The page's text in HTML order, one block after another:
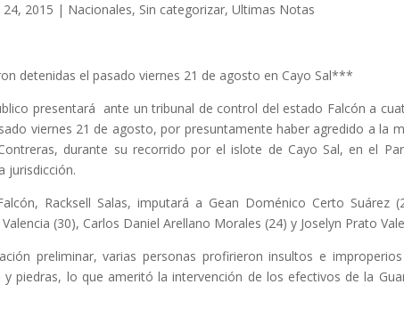
24, 2015 | Nacionales, Sin categorizar,Ultimas Notas
detenidas el pasado viernes 21 de agosto en Cayo Sal***
presentará ante un tribunal de control del estado Falcón a
viernes 21 de agosto, por presuntamente haber agredido a la
durante su recorrido por el islote de Cayo Sal, en el
jurisdicción.
Racksell Salas, imputará a Gean Doménico Certo Suárez
(30), Carlos Daniel Arellano Morales (24) y Joselyn Prato
preliminar, varias personas profirieron insultos e
piedras, lo que ameritó la intervención de los efectivos de la